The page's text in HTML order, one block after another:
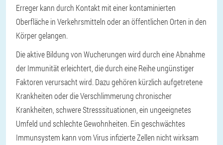
Erreger kann durch Kontakt mit einer kontaminierten
Oberfläche in Verkehrsmitteln oder an öffentlichen Orten in den
Körper gelangen.
Die aktive Bildung von Wucherungen wird durch eine Abnahme
der Immunität erleichtert, die durch eine Reihe ungünstiger
Faktoren verursacht wird. Dazu gehören kürzlich aufgetretene
Krankheiten oder die Verschlimmerung chronischer
Krankheiten, schwere Stresssituationen, ein ungeeignetes
Umfeld und schlechte Gewohnheiten. Ein geschwächtes
Immunsystem kann vom Virus infizierte Zellen nicht wirksam